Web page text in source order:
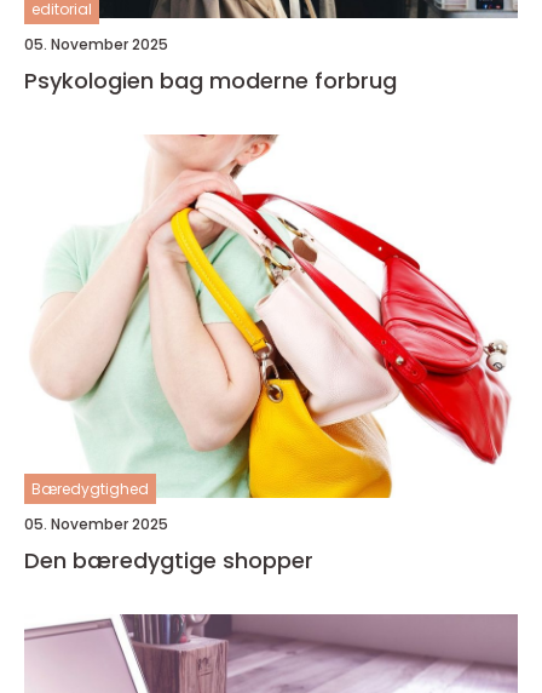
editorial
05. November 2025
Psykologien bag moderne forbrug
Bæredygtighed
05. November 2025
Den bæredygtige shopper